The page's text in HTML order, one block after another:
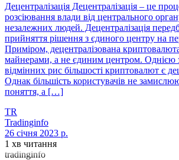
Децентралізація Децентралізація – це
розсіювання влади від центрального
незалежних людей. Децентралізація
прийняття рішення з єдиного центру на
Приміром, децентралізована
майнерами, а не єдиним центром. Однією
відмінних рис більшості криптовалют є
Однак більшість користувачів не
поняття, а […]
TR
Tradinginfo
26 січня 2023 р.
1 хв читання
tradinginfo